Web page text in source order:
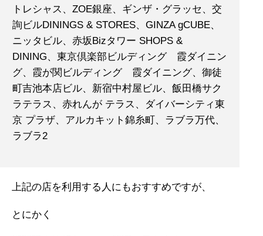
トレシャス、ZOE銀座、ギンザ・グラッセ、交
詢ビルDININGS & STORES、GINZA gCUBE、
ニッタビル、赤坂Bizタワー SHOPS &
DINING、東京倶楽部ビルディング 霞ダイニン
グ、霞が関ビルディング 霞ダイニング、御徒
町吉池本店ビル、新宿中村屋ビル、飯田橋サク
ラテラス、赤れんが テラス、ダイバーシティ東
京 プラザ、アルカキット錦糸町、ラブラ万代、
ラブラ2
上記の店を利用する人にもおすすめですが、
とにかく